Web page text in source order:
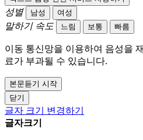
성별 남성 여성
말하기 속도 느림 보통 빠름
이동 통신망을 이용하여 음성을
료가 부과될 수 있습니다.
본문듣기 시작
닫기
글자 크기 변경하기
글자크기